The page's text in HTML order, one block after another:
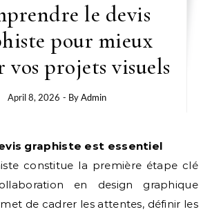
le devis
pour mieux
projets visuels
April 8, 2026 - ByAdmin
graphiste est essentiel
constitue la première étape clé
en design graphique
de cadrer les attentes, définir les